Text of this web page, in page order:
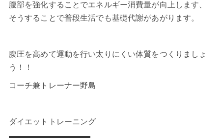
腹部を強化することでエネルギー消費量が向上します、
そうすることで普段生活でも基礎代謝があがります。
腹圧を高めて運動を行い太りにくい体質をつくりましょ
う！！
コーチ兼トレーナー野島
ダイエットトレーニング